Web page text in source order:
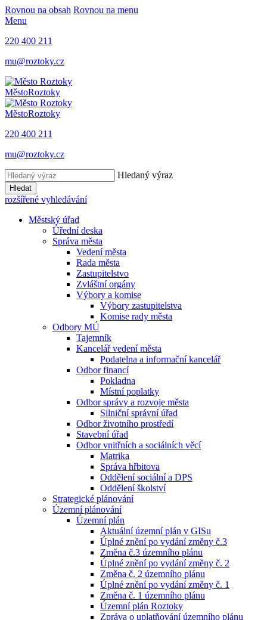
Rovnou na obsah Rovnou na menu
Menu
220 400 211
mu@roztoky.cz
MěstoRoztoky
MěstoRoztoky
220 400 211
mu@roztoky.cz
Hledaný výraz
Hledat
rozšířené vyhledávání
Městský úřad
Úřední deska
Správa města
Vedení města
Rada města
Zastupitelstvo
Zvláštní orgány
Výbory a komise
Výbory zastupitelstva
Komise rady města
Odbory MÚ
Tajemník
Kancelář vedení města
Podatelna a informační kancelář
Odbor financí
Pokladna
Místní poplatky
Odbor správy a rozvoje města
Silniční správní úřad
Odbor životního prostředí
Stavební úřad
Odbor vnitřních a sociálních věcí
Matrika
Správa hřbitova
Oddělení sociální a DPS
Oddělení školství
Strategické plánování
Územní plánování
Územní plán
Aktuální územní plán v GISu
Úplné znění po vydání změny č.3
Změna č.3 územního plánu
Úplné znění po vydání změny č. 2
Změna č. 2 územního plánu
Úplné znění po vydání změny č. 1
Změna č. 1 územního plánu
Územní plán Roztoky
Zpráva o uplatňování územního plánu